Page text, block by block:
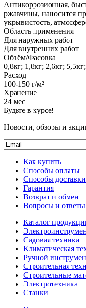
Антикоррозионная,
ржавчины, наносится
укрывистость,
Область применения
Для наружных работ
Для внутренних работ
Объём/Фасовка
0,8кг; 1,8кг; 2,6кг;
Расход
100-150 г/м²
Хранение
24 мес
Будьте в курсе!
Новости, обзоры и
Как купить
Способы оплаты
Способы доставки
Гарантия
Возврат и обмен
Вопросы и ответы
Каталог
Садовая техника
Климатическая
Ручной
Строительная
Строительные
Электротехника
Станки